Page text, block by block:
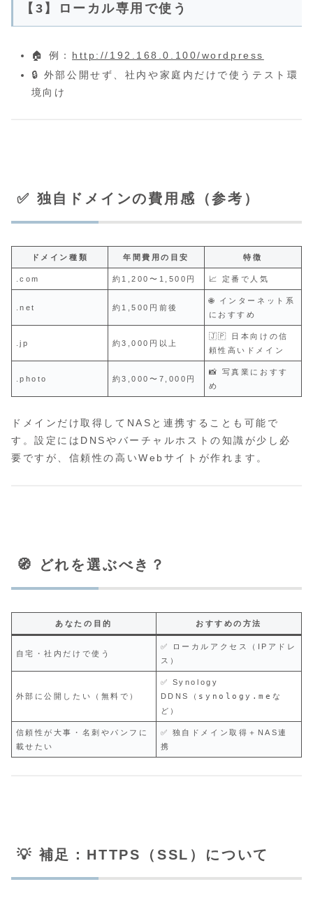
【3】ローカル専用で使う
🏠 例： http://192.168.0.100/wordpress
🔒 外部公開せず、社内や家庭内だけで使うテスト環
境向け
✅ 独自ドメインの費用感（参考）
ドメイン種類 年間費用の目安 特徴
.com 約1,200〜1,500円 📈 定番で人気
.net 約1,500円前後
🌐 インターネット系
におすすめ
.jp 約3,000円以上
🇯🇵 日本向けの信
頼性高いドメイン
.photo 約3,000〜7,000円
📸 写真業におすす
め
ドメインだけ取得してNASと連携することも可能で
す。設定にはDNSやバーチャルホストの知識が少し必
要ですが、信頼性の高いWebサイトが作れます。
🧭 どれを選ぶべき？
あなたの目的 おすすめの方法
自宅・社内だけで使う
✅ ローカルアクセス（IPアドレ
ス）
外部に公開したい（無料で）
✅ Synology
DDNS（ synology.me な
ど）
信頼性が大事・名刺やパンフに
載せたい
✅ 独自ドメイン取得＋NAS連
携
💡 補足：HTTPS（SSL）について